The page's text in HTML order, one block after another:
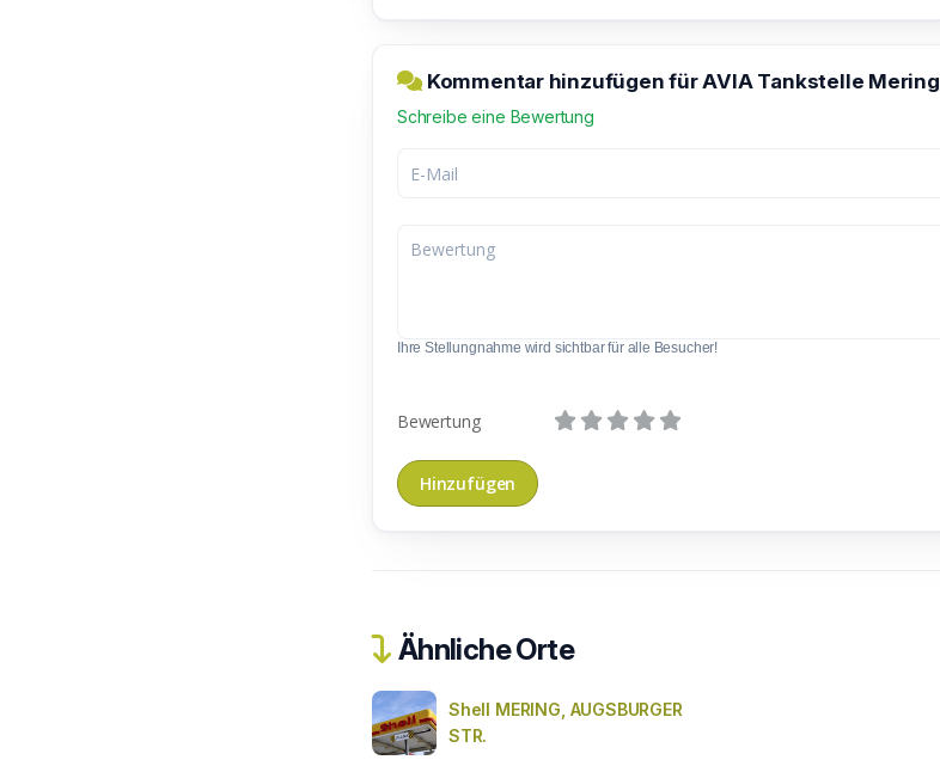
Kommentar hinzufügen für AVIA Tankstelle Mering
Schreibe eine Bewertung
Ihre Stellungnahme wird sichtbar für alle Besucher!
Bewertung
Ähnliche Orte
Shell MERING, AUGSBURGER
STR.